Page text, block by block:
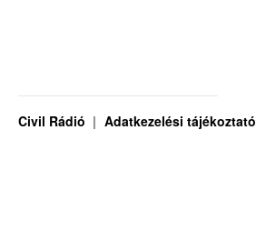
Civil Rádió Adatkezelési tájékoztató